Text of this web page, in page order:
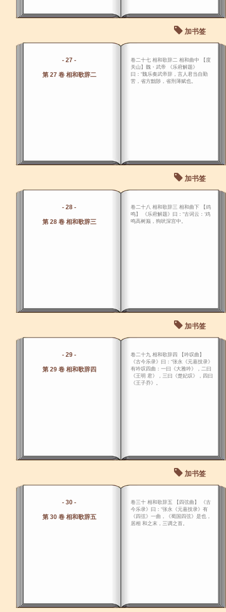
加书签
- 27 -
第 27 卷 相和歌辞二
卷二十七 相和歌辞二 相和曲中 【度
关山】魏・武帝 《乐府解题》
曰：“魏乐奏武帝辞，言人君当自勤
苦，省方黜陟，省刑薄赋也。
加书签
- 28 -
第 28 卷 相和歌辞三
卷二十八 相和歌辞三 相和曲下 【鸡
鸣】 《乐府解题》曰：“古词云：‘鸡
鸣高树巅，狗吠深宫中。
加书签
- 29 -
第 29 卷 相和歌辞四
卷二十九 相和歌辞四 【吟叹曲】
《古今乐录》曰：“张永《元嘉技录》
有吟叹四曲：一曰《大雅吟》，二曰
《王明 君》，三曰《楚妃叹》，四曰
《王子乔》。
加书签
- 30 -
第 30 卷 相和歌辞五
卷三十 相和歌辞五 【四弦曲】 《古
今乐录》曰：“张永《元嘉技录》有
《四弦》一曲，《蜀国四弦》是也，
居相 和之末，三调之首。